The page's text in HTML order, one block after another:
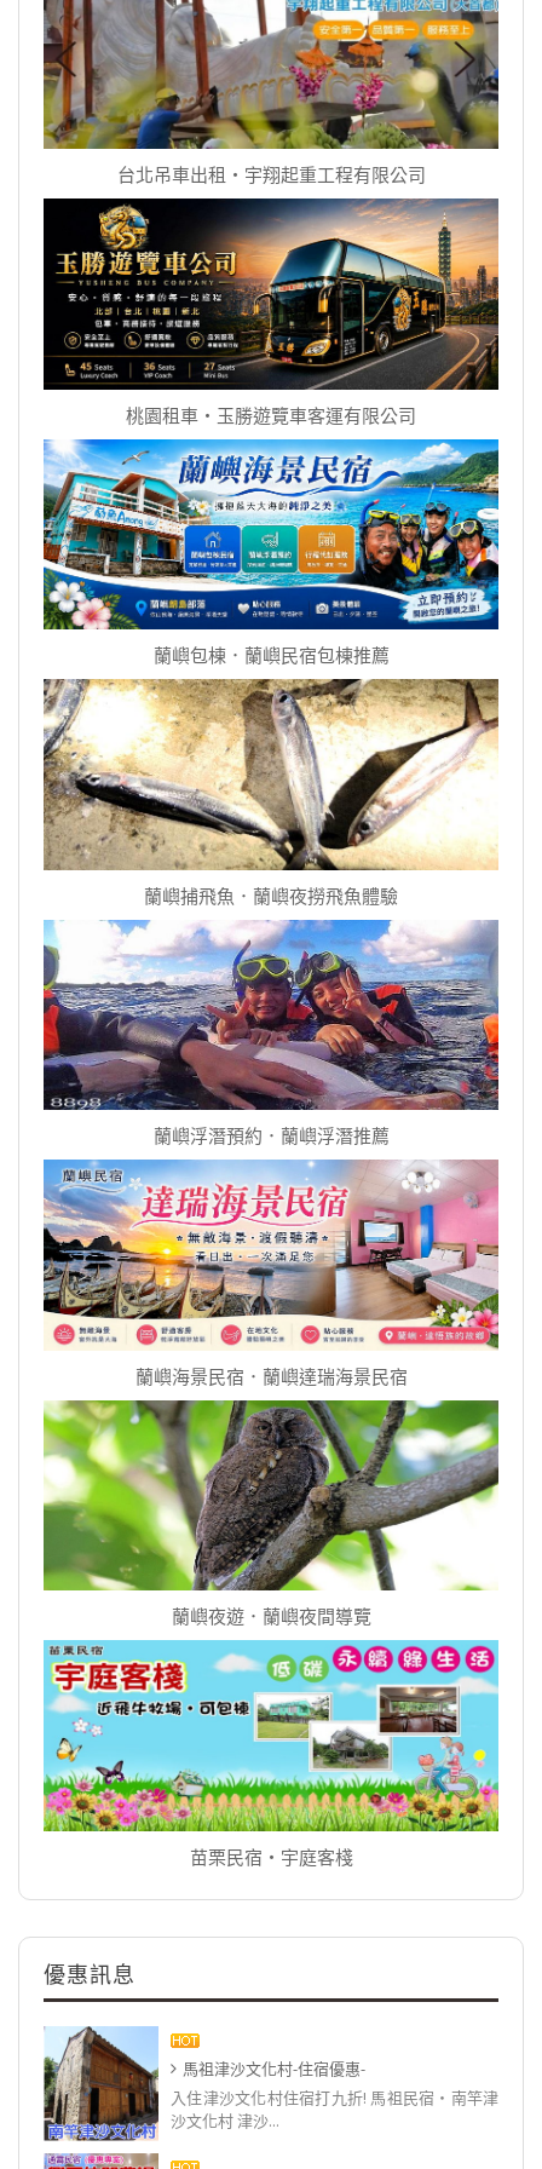
台北吊車出租‧宇翔起重工程有限公司
桃園租車‧玉勝遊覽車客運有限公司
蘭嶼包棟．蘭嶼民宿包棟推薦
蘭嶼捕飛魚．蘭嶼夜撈飛魚體驗
蘭嶼浮潛預約．蘭嶼浮潛推薦
蘭嶼海景民宿．蘭嶼達瑞海景民宿
蘭嶼夜遊．蘭嶼夜間導覽
苗栗民宿‧宇庭客棧
優惠訊息
馬祖津沙文化村-住宿優惠-
入住津沙文化村住宿打九折! 馬祖民宿‧南竿津
沙文化村 津沙...